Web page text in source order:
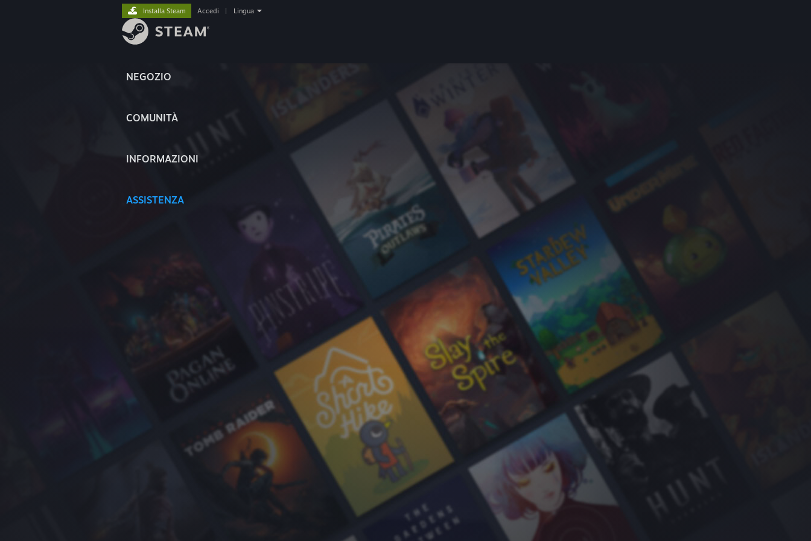
NEGOZIO
COMUNITÀ
INFORMAZIONI
ASSISTENZA
Installa Steam Accedi Lingua